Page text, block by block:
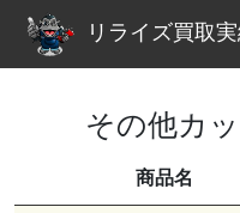
リライズ買取
その他カ
商品名